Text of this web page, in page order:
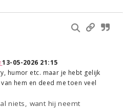
↑13-05-2026 21:15
humor etc. maar je hebt gelijk
hem en deed me toen veel
niets, want hij neemt